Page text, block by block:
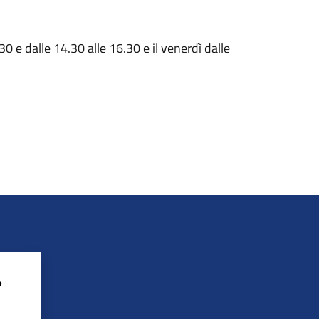
e dalle 14.30 alle 16.30 e il venerdì dalle